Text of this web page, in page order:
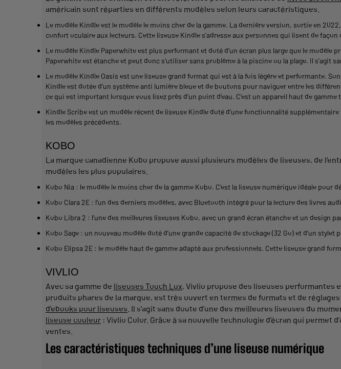
américain sont réparties en différents modèles selon leurs caractéristiques.
Le modèle Kindle est le modèle le moins cher de la gamme. La dernière version, sortie en 2022,
confort oculaire aux lecteurs. Cette liseuse Kindle s’adresse aux personnes qui lisent de façon
Le modèle Kindle Paperwhite est plus performant et doté d’un écran plus large que le modèle
Paperwhite est étanche et peut donc s’utiliser sans problème à la piscine ou la plage. Il s’agit
Le modèle Kindle Oasis est une liseuse grand format qui est à la fois légère et performante. Son
Kindle est dotée d’un système anti lumière bleue et de boutons pour naviguer entre les
ce qui est important lorsque vous lisez près d’un point d’eau. C’est un appareil haut de gamme
Kindle Scribe est un modèle récent de liseuse Kindle doté d’une fonctionnalité supplémentaire
les modèles précédents.
KOBO
La marque canadienne Kobo propose aussi plusieurs modèles de liseuses, de
modèles les plus populaires.
Kobo Nia : le modèle le moins cher de la gamme Kobo. C’est la liseuse numérique idéale pour
Kobo Clara 2E : l'un des derniers modèles, avec Bluetooth intégré pour la lecture des livres
Kobo Libra 2 : l’une des meilleures liseuses Kobo, avec un grand écran étanche et un design
Kobo Sage : un nouveau modèle doté d’une grande capacité de stockage(32 Go) et d’un stylet
Kobo Elipsa 2E : le modèle haut de gammeadapté aux professionnels. Cette liseuse grand
VIVLIO
Avec sa gamme de liseuses Touch Lux, Vivlio propose des liseuses performantes
produits phares de la marque, est très ouvert en termes de formats et de
d'ebooks pour liseuses . Il s'agit sans doute d'une des meilleures liseuses du
liseuse couleur : Vivlio Color. Grâce à sa nouvelle technologie d’écran qui permet
ventes.
Les caractéristiques techniques d’une liseuse numérique